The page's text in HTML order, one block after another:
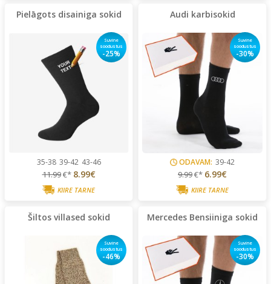
Pielāgots disainiga sokid
Suvine
soodustus
-25%
35-38 39-42 43-46
11.99€* 8.99€
KIIRE TARNE
Audi karbisokid
Suvine
soodustus
-30%
ODAVAM: 39-42
9.99€* 6.99€
KIIRE TARNE
Šiltos villased sokid
Suvine
soodustus
-46%
Mercedes Bensiiniga sokid
Suvine
soodustus
-30%